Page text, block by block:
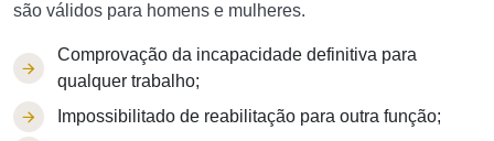
são válidos para homens e mulheres.
Comprovação da incapacidade definitiva para
qualquer trabalho;
Impossibilitado de reabilitação para outra função;